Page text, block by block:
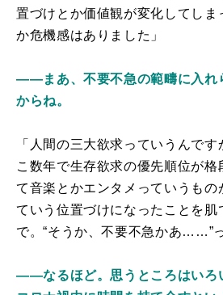
置づけとか価値観が変化してしま
か危機感はありました」
――まあ、不要不急の範疇に入れ
からね。
「人間の三大欲求っていうんで
こ数年で生存欲求の優先順位が格
て音楽とかエンタメっていうもの
ていう位置づけになったことを肌
で。“そうか、不要不急かあ……”っ
――なるほど。思うところはいろ